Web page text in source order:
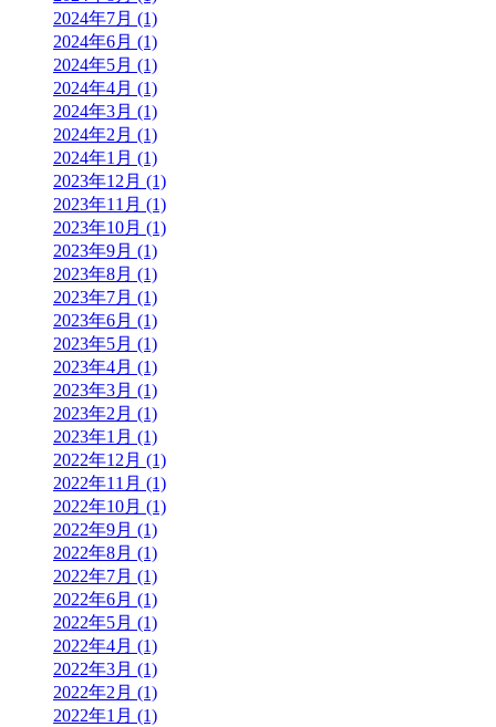
2024年7月 (1)
2024年6月 (1)
2024年5月 (1)
2024年4月 (1)
2024年3月 (1)
2024年2月 (1)
2024年1月 (1)
2023年12月 (1)
2023年11月 (1)
2023年10月 (1)
2023年9月 (1)
2023年8月 (1)
2023年7月 (1)
2023年6月 (1)
2023年5月 (1)
2023年4月 (1)
2023年3月 (1)
2023年2月 (1)
2023年1月 (1)
2022年12月 (1)
2022年11月 (1)
2022年10月 (1)
2022年9月 (1)
2022年8月 (1)
2022年7月 (1)
2022年6月 (1)
2022年5月 (1)
2022年4月 (1)
2022年3月 (1)
2022年2月 (1)
2022年1月 (1)